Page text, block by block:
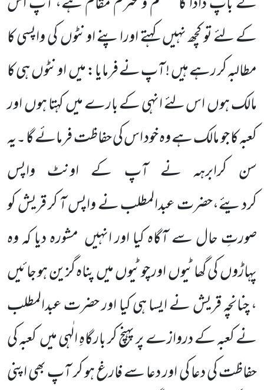
کے لئے تو کچھ نہیںکہتے اوراپنے اونٹوںکی واپسی کا
مطالبہ کر رہے ہیں ! آپ نے فرمایا: میںاونٹوںہی کا
مالک ہوںاس لئے انہی کے بارے میںکہتا ہوںاور
کعبہ کا جو مالک ہے وہ خود اس کی حفاظت فرمائے گا ۔یہ
سن کرابرہہ نے آپ کے اونٹ واپس
کردیئے،حضرت عبدالمطلب نے واپس آ کر قریش کو
صورتِ حال سے آگاہ کیا اور انہیں مشورہ دیا کہ وہ
پہاڑوںکی گھاٹیوںاور چوٹیوںمیںپناہ گزین ہو جائیں
، چنانچہ قریش نے ایسا ہی کیا اور حضرت عبدالمطلب
نے کعبہ کے دروازے پر پہنچ کر بارگاہِ الٰہی میںکعبہ کی
حفاظت کی دعا کی اور دعا سے فارغ ہو کر آپ بھی اپنی